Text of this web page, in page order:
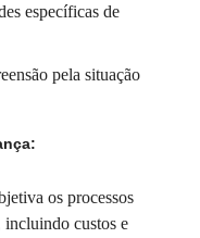
específicas de
pela situação
os processos
incluindo custos e